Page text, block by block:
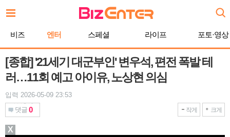
문
기
비즈 엔터 스페셜 라이프 포토·영상
[종합] '21세기 대군부인' 변우석, 편전 폭발 테
러…11회 예고 아이유, 노상현 의심
입력 2026-05-09 23:53
댓글 0 작게 크게
X